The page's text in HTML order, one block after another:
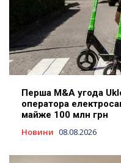
Перша M&A угода
оператора
майже 100 млн грн
Новини 08.08.2026